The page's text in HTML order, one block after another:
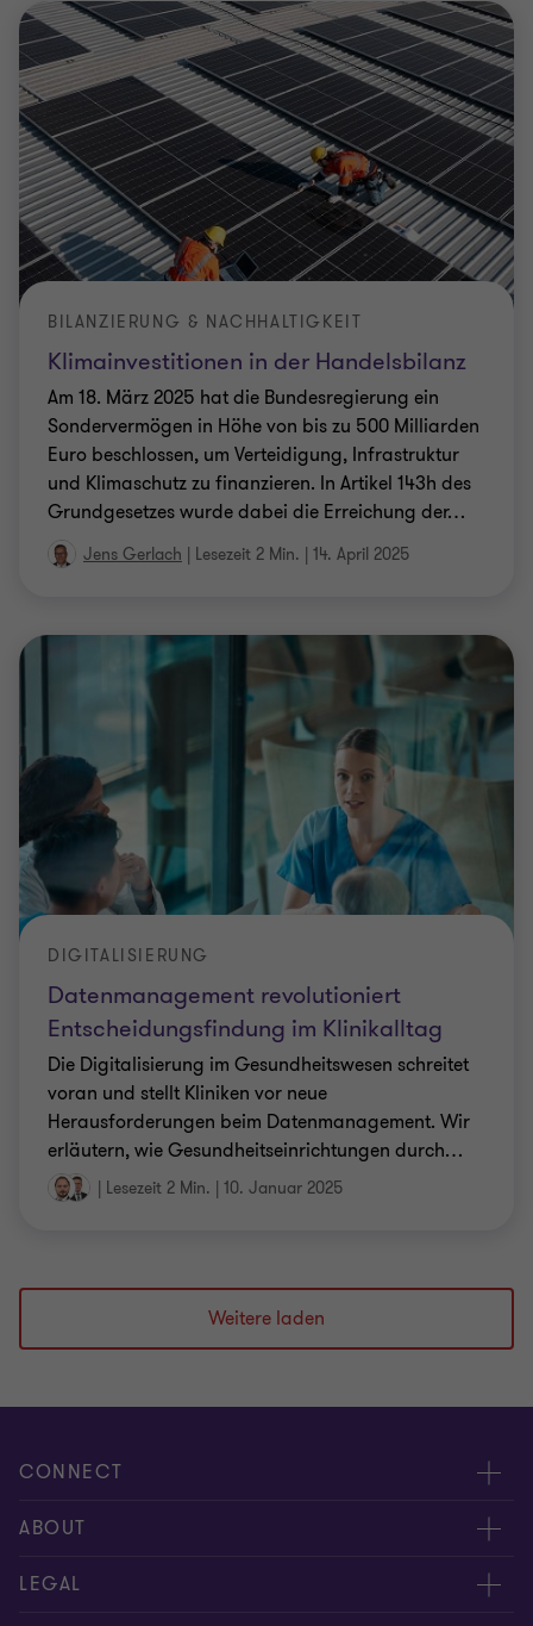
Klimainvestitionen in der Handelsbilanz
BILANZIERUNG & NACHHALTIGKEIT
Am 18. März 2025 hat die Bundesregierung ein
Sondervermögen in Höhe von bis zu 500 Milliarden
Euro beschlossen, um Verteidigung, Infrastruktur
und Klimaschutz zu finanzieren. In Artikel 143h des
Grundgesetzes wurde dabei die Erreichung der…
Jens Gerlach | Lesezeit 2 Min. | 14. April 2025
Datenmanagement revolutioniert
Entscheidungsfindung im Klinikalltag
DIGITALISIERUNG
Die Digitalisierung im Gesundheitswesen schreitet
voran und stellt Kliniken vor neue
Herausforderungen beim Datenmanagement. Wir
erläutern, wie Gesundheitseinrichtungen durch…
| Lesezeit 2 Min. | 10. Januar 2025
Weitere laden
CONNECT
Kontakt
Experten
ABOUT
Über uns
LEGAL